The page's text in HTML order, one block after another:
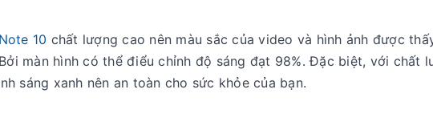
10 chất lượng cao nên màu sắc của video và hình ảnh được
màn hình có thể điểu chỉnh độ sáng đạt 98%. Đặc biệt, với chất
sáng xanh nên an toàn cho sức khỏe của bạn.